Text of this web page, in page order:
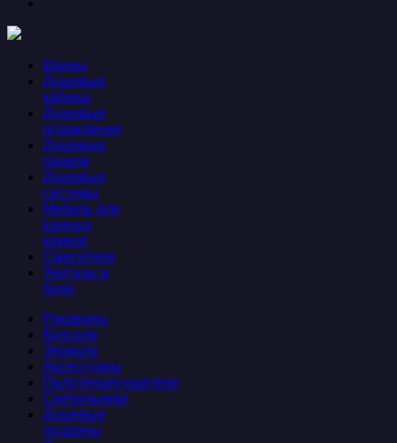
Ванны
Душевые
кабины
Душевые
ограждения
Душевые
панели
Душевые
системы
Мебель для
ванных
комнат
Смесители
Унитазы и
биде
Раковины
Консоли
Зеркала
Аксессуары
Полотенцесушители
Светильники
Душевые
поддоны